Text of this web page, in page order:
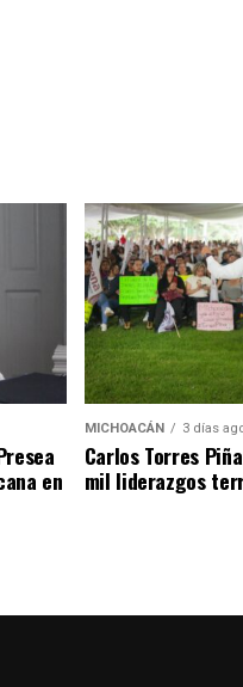
en
MICHOACÁN 3 días
Carlos Torres
mil liderazgos